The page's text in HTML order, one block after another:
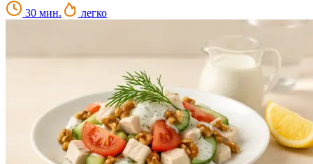
30 мин. легко